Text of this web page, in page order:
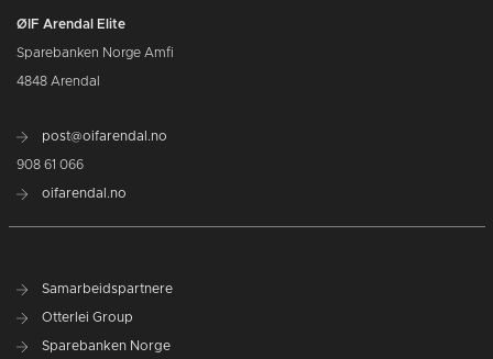
ØIF Arendal Elite
Sparebanken Norge Amfi
4848 Arendal
post@oifarendal.no
908 61 066
oifarendal.no
Samarbeidspartnere
Otterlei Group
Sparebanken Norge